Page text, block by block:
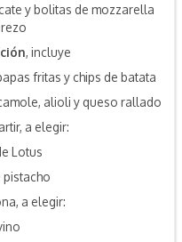
y bolitas de mozzarella
, incluye
fritas y chips de batata
alioli y queso rallado
a elegir:
Lotus
pistacho
a elegir: